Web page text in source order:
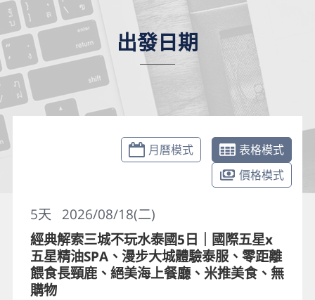
出發日期
月曆模式
表格模式
價格模式
2026/08/18(二)
5天
經典解索三城不玩水泰國5日｜國際五星x
五星精油SPA、漫步大城體驗泰服、零距離
餵食長頸鹿、絕美海上餐廳、米推美食、無
購物